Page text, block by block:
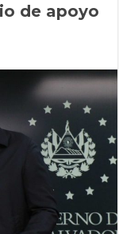
de apoyo